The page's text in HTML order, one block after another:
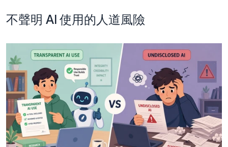
不聲明 AI 使用的人道風險